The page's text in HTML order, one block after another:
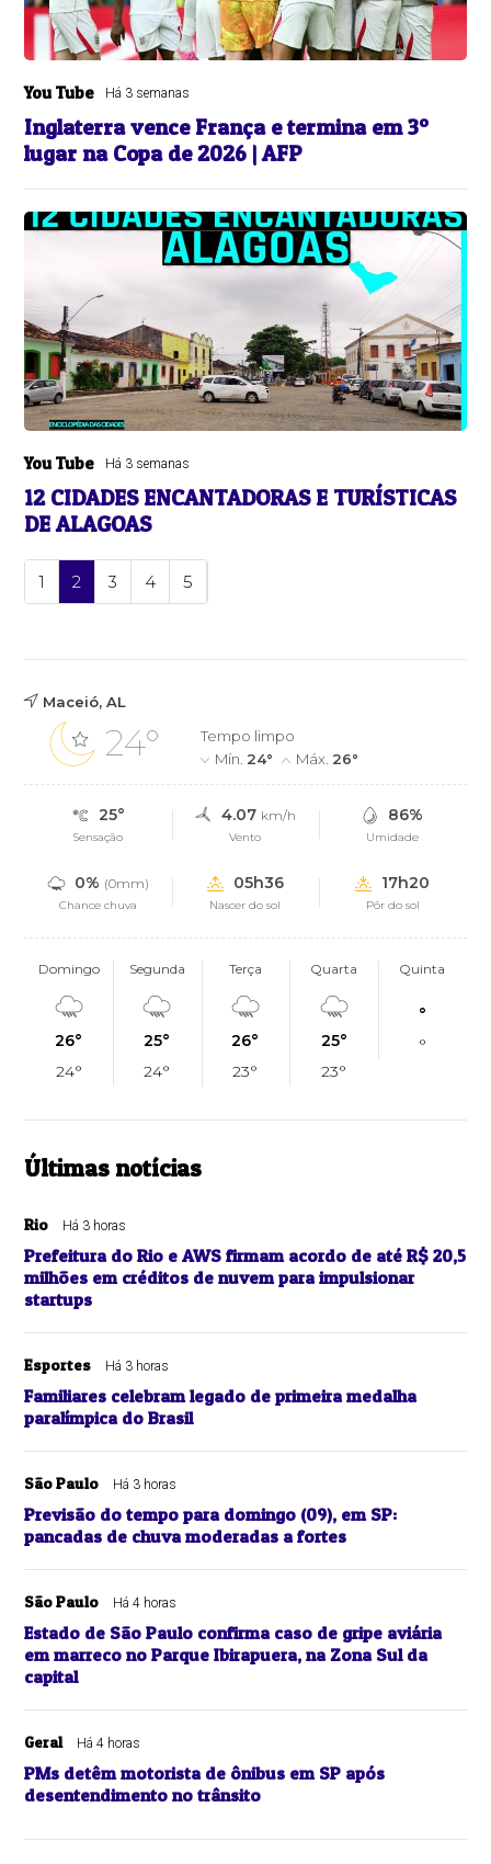
You Tube Há 3 semanas
Inglaterra vence França e termina em 3º
lugar na Copa de 2026 | AFP
You Tube Há 3 semanas
12 CIDADES ENCANTADORAS E TURÍSTICAS
DE ALAGOAS
1 2 3 4 5
Maceió, AL
24°
Tempo limpo
Mín. 24° Máx. 26°
25°
Sensação
4.07 km/h
Vento
86%
Umidade
0% (0mm)
Chance chuva
05h36
Nascer do sol
17h20
Pôr do sol
Domingo
26°
24°
Segunda
25°
24°
Terça
26°
23°
Quarta
25°
23°
Quinta
°
°
Últimas notícias
Rio Há 3 horas
Prefeitura do Rio e AWS firmam acordo de até R$ 20,5
milhões em créditos de nuvem para impulsionar
startups
Esportes Há 3 horas
Familiares celebram legado de primeira medalha
paralímpica do Brasil
São Paulo Há 3 horas
Previsão do tempo para domingo (09), em SP:
pancadas de chuva moderadas a fortes
São Paulo Há 4 horas
Estado de São Paulo confirma caso de gripe aviária
em marreco no Parque Ibirapuera, na Zona Sul da
capital
Geral Há 4 horas
PMs detêm motorista de ônibus em SP após
desentendimento no trânsito